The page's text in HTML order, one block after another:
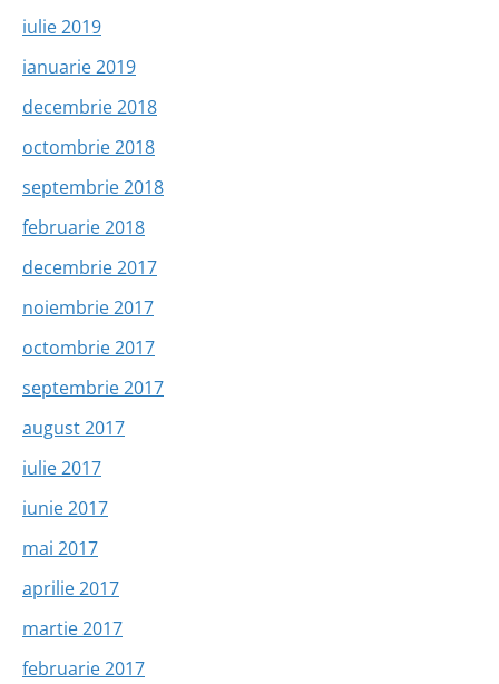
iulie 2019
ianuarie 2019
decembrie 2018
octombrie 2018
septembrie 2018
februarie 2018
decembrie 2017
noiembrie 2017
octombrie 2017
septembrie 2017
august 2017
iulie 2017
iunie 2017
mai 2017
aprilie 2017
martie 2017
februarie 2017